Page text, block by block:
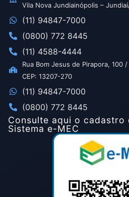
Vila Nova Jundiainópolis –
(11) 94847-7000
(0800) 772 8445
(11) 4588-4444
Rua Bom Jesus de Pirapora, 100
CEP: 13207-270
(11) 94847-7000
(0800) 772 8445
Consulte aqui o cadastro
Sistema e-MEC